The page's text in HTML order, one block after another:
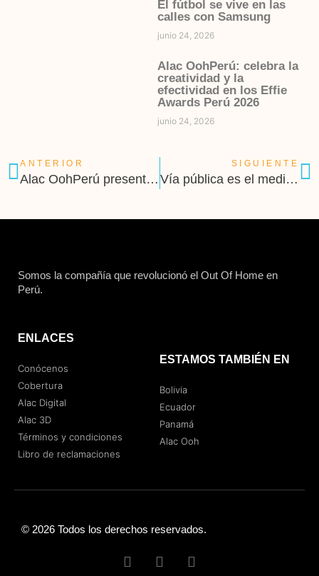
El fútbol se vive en las
calles con Samsung
junio 24, 2026
Alac OohPerú: celebra la
creatividad y la
efectividad en los Effie
Awards Perú 2026
junio 24, 2026
ANTERIOR
Alac OohPerú presente en el PMX Power Meeting 2025
SIGUIENTE
Vía pública es el medio con mayor crecimiento
Somos la compañía que revolucionó el Out Of Home en
Perú.
ENLACES
Conócenos
Cobertura
Alac Digital
Alac 3D
Términos y condiciones
Libro de reclamaciones
ESTAMOS TAMBIÉN EN
Bolivia
Ecuador
Panamá
Alac Ooh
© 2026 Todos los derechos reservados.